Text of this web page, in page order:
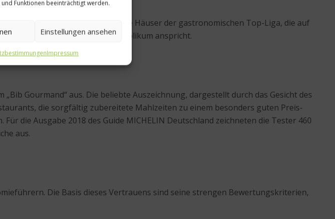
Funktionen beeinträchtigt werden.
Einstellungen ansehen
Impressum
Deutschland 2018 wieder viele Häuser der gastronomischen Top-Liga, die auf
das besonders ein jüngeres Publikum anspricht.
Gourmand“ aus. Die beliebte Auszeichnung, dargestellt durch das Gesicht des
die sorgfältig zubereitete Mahlzeiten zu einem besonders guten Preis-
die Ausgabe 2018 des Guide MICHELIN Deutschland zeichneten die Tester 460
aus.
Die Basis dieses Vertrauens sind seine strengen Bewertungskriterien,